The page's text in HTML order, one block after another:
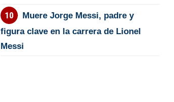
Muere Jorge Messi, padre y
figura clave en la carrera de Lionel
Messi